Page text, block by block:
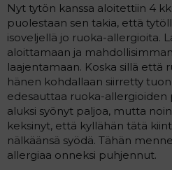
Nyt tytön kanssa aloitettiin 4
puolestaan sen takia, että
isoveljellä jo ruoka-allergioita.
aloittamaan ja
laajentamaan. Koska sillä että
hänen kohdallaan siirretty
edesauttaa ruoka-allergioiden
aluksi syönyt paljoa, mutta
keksinyt, että kyllähän tätä
nälkäänsä syödä. Tähän
allergiaa onneksi puhjennut.